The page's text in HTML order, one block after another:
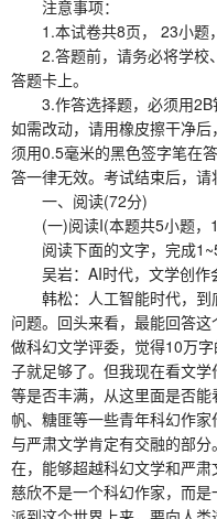
注意事项：
1.本试卷共8页， 23小题
2.答题前，请务必将学校
答题卡上。
3.作答选择题，必须用2B
如需改动，请用橡皮擦干净
须用0.5毫米的黑色签字笔在
答一律无效。考试结束后，请
一、阅读(72分)
(一)阅读I(本题共5小题，
阅读下面的文字，完成1~5
吴岩：AI时代，文学创作
韩松：人工智能时代，到
问题。回头来看，最能回答
做科幻文学评委，觉得10万
子就足够了。但我现在看文
等是否丰满，从这里面是否
帆、糖匪等一些青年科幻作
与严肃文学肯定有交融的部
在，能够超越科幻文学和严
慈欣不是一个科幻作家，而